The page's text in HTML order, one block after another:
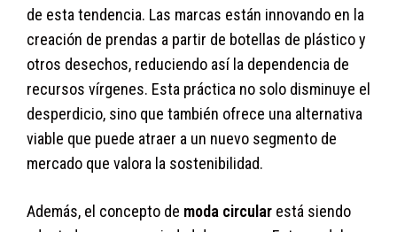
de esta tendencia. Las marcas están innovando en la
creación de prendas a partir de botellas de plástico y
otros desechos, reduciendo así la dependencia de
recursos vírgenes. Esta práctica no solo disminuye el
desperdicio, sino que también ofrece una alternativa
viable que puede atraer a un nuevo segmento de
mercado que valora la sostenibilidad.
Además, el concepto de moda circular está siendo